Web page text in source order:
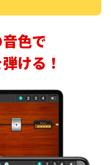
色で
ける！